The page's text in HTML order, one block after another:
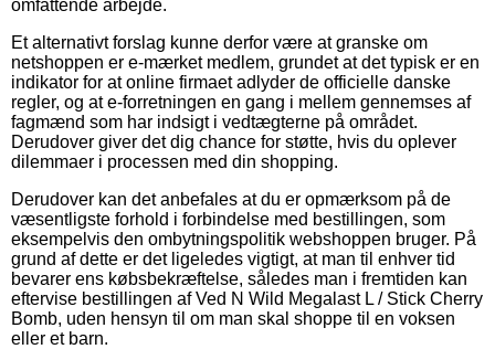
omfattende arbejde.
Et alternativt forslag kunne derfor være at granske om
netshoppen er e-mærket medlem, grundet at det typisk er en
indikator for at online firmaet adlyder de officielle danske
regler, og at e-forretningen en gang i mellem gennemses af
fagmænd som har indsigt i vedtægterne på området.
Derudover giver det dig chance for støtte, hvis du oplever
dilemmaer i processen med din shopping.
Derudover kan det anbefales at du er opmærksom på de
væsentligste forhold i forbindelse med bestillingen, som
eksempelvis den ombytningspolitik webshoppen bruger. På
grund af dette er det ligeledes vigtigt, at man til enhver tid
bevarer ens købsbekræftelse, således man i fremtiden kan
eftervise bestillingen af Ved N Wild Megalast L / Stick Cherry
Bomb, uden hensyn til om man skal shoppe til en voksen
eller et barn.